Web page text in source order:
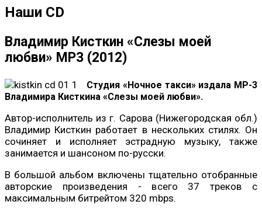
Наши CD
Владимир Кисткин «Слезы моей
любви» MP3 (2012)
Студия «Ночное такси» издала MP-3
Владимира Кисткина «Слезы моей любви».
Автор-исполнитель из г. Сарова (Нижегородская обл.)
Владимир Кисткин работает в нескольких стилях. Он
сочиняет и исполняет эстрадную музыку, также
занимается и шансоном по-русски.
В большой альбом включены тщательно отобранные
авторские произведения - всего 37 треков с
максимальным битрейтом 320 mbps.